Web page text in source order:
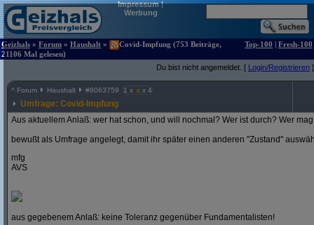
Impressum|
Werbung
Geizhals » Forum » Haushalt »
Covid-Impfung (753 Beiträge,
21106 Mal gelesen)
Top-100 | Fresh-100
Du bist nicht angemeldet. [ Login/Registrieren ]
^ Forum Haushalt #8063759 1 x x 4
Umfrage: Covid-Impfung
Aus aktuellem Anlaß: wer hat schon, und will nochmal? Wer ist durch? Wer
bewußt als Umfrage angelegt, damit ihr später einen anderen "Zustand"
mfg
AVS
aus gegebenem Anlaß: keine Toleranz gegenüber Fundamentalisten!